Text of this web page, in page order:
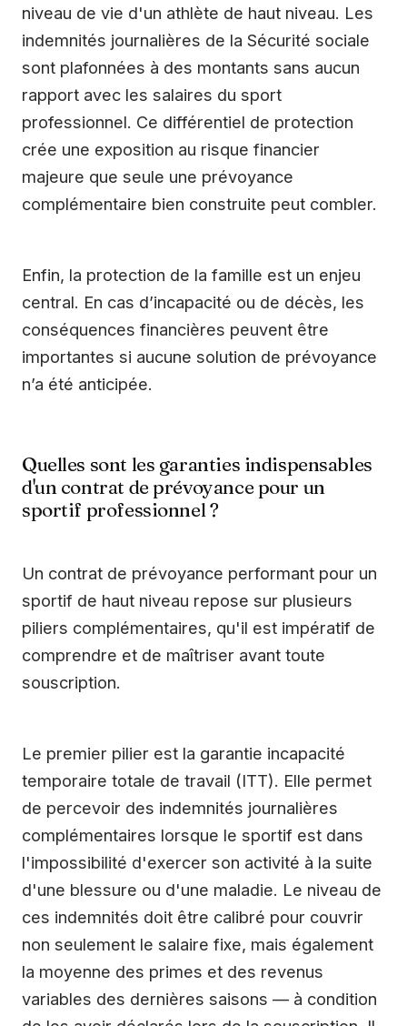
niveau de vie d'un athlète de haut niveau. Les
indemnités journalières de la Sécurité sociale
sont plafonnées à des montants sans aucun
rapport avec les salaires du sport
professionnel. Ce différentiel de protection
crée une exposition au risque financier
majeure que seule une prévoyance
complémentaire bien construite peut combler.
Enfin, la protection de la famille est un enjeu
central. En cas d’incapacité ou de décès, les
conséquences financières peuvent être
importantes si aucune solution de prévoyance
n’a été anticipée.
Quelles sont les garanties indispensables
d'un contrat de prévoyance pour un
sportif professionnel ?
Un contrat de prévoyance performant pour un
sportif de haut niveau repose sur plusieurs
piliers complémentaires, qu'il est impératif de
comprendre et de maîtriser avant toute
souscription.
Le premier pilier est la garantie incapacité
temporaire totale de travail (ITT). Elle permet
de percevoir des indemnités journalières
complémentaires lorsque le sportif est dans
l'impossibilité d'exercer son activité à la suite
d'une blessure ou d'une maladie. Le niveau de
ces indemnités doit être calibré pour couvrir
non seulement le salaire fixe, mais également
la moyenne des primes et des revenus
variables des dernières saisons — à condition